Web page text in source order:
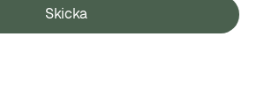
Skicka